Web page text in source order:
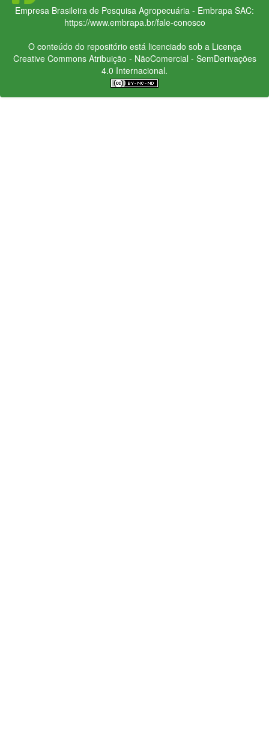
Empresa Brasileira de Pesquisa Agropecuária - Embrapa SAC:
https://www.embrapa.br/fale-conosco
O conteúdo do repositório está licenciado sob a Licença
Creative CommonsAtribuição - NãoComercial - SemDerivações
4.0 Internacional.